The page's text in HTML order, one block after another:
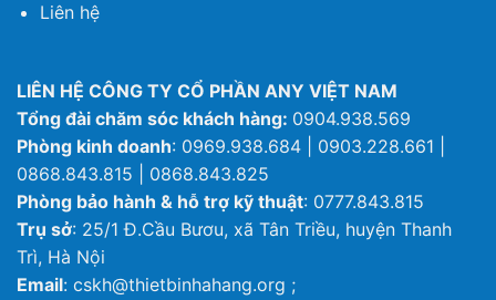
Liên hệ
LIÊN HỆ CÔNG TY CỔ PHẦN ANY VIỆT NAM
Tổng đài chăm sóc khách hàng: 0904.938.569
Phòng kinh doanh: 0969.938.684 | 0903.228.661 |
0868.843.815 | 0868.843.825
Phòng bảo hành & hỗ trợ kỹ thuật: 0777.843.815
Trụ sở: 25/1 Đ.Cầu Bươu, xã Tân Triều, huyện Thanh
Trì, Hà Nội
Email: cskh@thietbinhahang.org ;